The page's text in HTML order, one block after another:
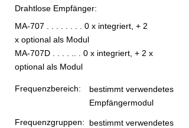
Drahtlose Empfänger:
MA-707 . . . . . . . . 0 x integriert, + 2
x optional als Modul
MA-707D . . . . .. . 0 x integriert, + 2 x
optional als Modul
Frequenzbereich:
bestimmt verwendetes
Empfängermodul
Frequenzgruppen:
bestimmt verwendetes